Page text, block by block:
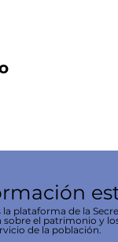
plataforma de la
el patrimonio y
de la población.